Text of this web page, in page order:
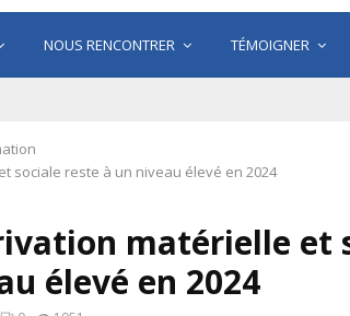
NOUS RENCONTRER TÉMOIGNER
sociale reste à un niveau élevé en 2024
matérielle et
élevé en 2024